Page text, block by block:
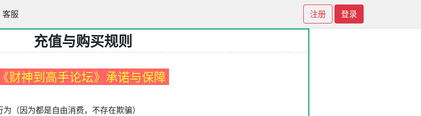
客服 注册 登录
充值与购买规则
《财神到高手论坛》承诺与保障
（因为都是自由消费，不存在欺骗）